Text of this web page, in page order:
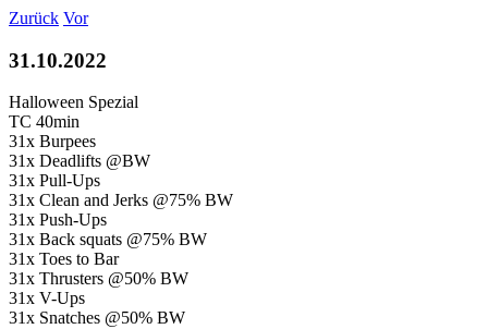
Zum
springen
Zurück Vor
31.10.2022
Halloween Spezial
TC 40min
31x Burpees
31x Deadlifts @BW
31x Pull-Ups
31x Clean and Jerks @75% BW
31x Push-Ups
31x Back squats @75% BW
31x Toes to Bar
31x Thrusters @50% BW
31x V-Ups
31x Snatches @50% BW